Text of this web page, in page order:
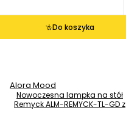
Do koszyka
Alora Mood
Nowoczesna lampka na stół
Remyck ALM-REMYCK-TL-GD z